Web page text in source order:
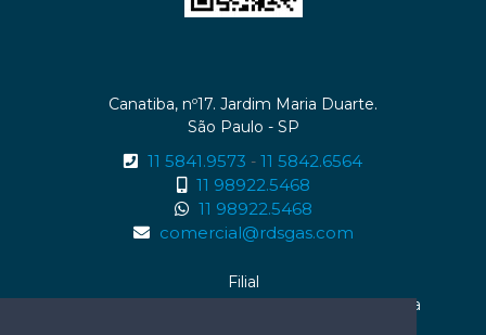
Canatiba, nº17. Jardim Maria Duarte.
São Paulo - SP
11 5841.9573 - 11 5842.6564
11 98922.5468
11 98922.5468
comercial@rdsgas.com
Filial
Rua Enaura da Rocha Fernandes, nº01 . Serraria